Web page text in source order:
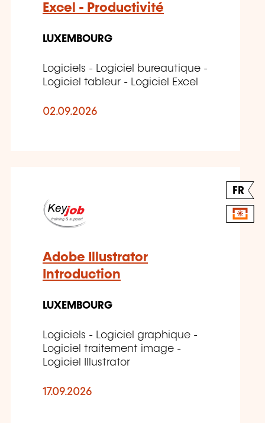
Excel - Productivité
LUXEMBOURG
Logiciels - Logiciel bureautique -
Logiciel tableur - Logiciel Excel
02.09.2026
FR
Adobe Illustrator
Introduction
LUXEMBOURG
Logiciels - Logiciel graphique -
Logiciel traitement image -
Logiciel Illustrator
17.09.2026